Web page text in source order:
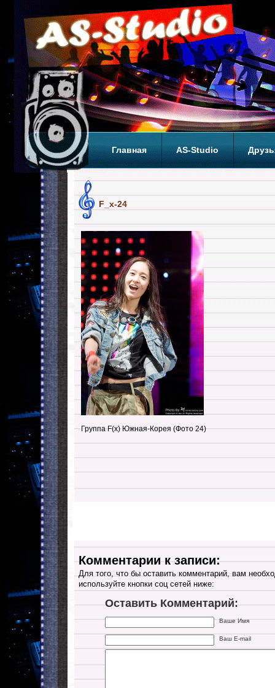
Главная AS-Studio
F_x-24
Группа F(x) Южная-Корея (Фото 24)
Комментарии к записи:
Для того, что бы оставить комментарий, вам
используйте кнопки соц сетей ниже:
Оставить Комментарий:
Ваше Имя
Ваш E-mail